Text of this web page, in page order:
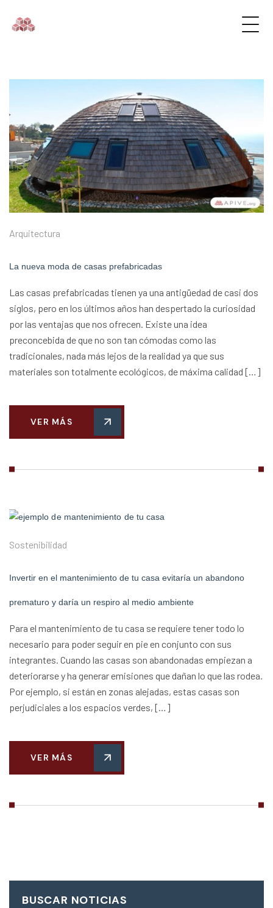
Arquitectura
La nueva moda de casas prefabricadas
Las casas prefabricadas tienen ya una antigüedad de casi dos
siglos, pero en los últimos años han despertado la curiosidad
por las ventajas que nos ofrecen. Existe una idea
preconcebida de que no son tan cómodas como las
tradicionales, nada más lejos de la realidad ya que sus
materiales son totalmente ecológicos, de máxima calidad […]
VER MÁS
Sostenibilidad
Invertir en el mantenimiento de tu casa evitaría un abandono
prematuro y daría un respiro al medio ambiente
Para el mantenimiento de tu casa se requiere tener todo lo
necesario para poder seguir en pie en conjunto con sus
integrantes. Cuando las casas son abandonadas empiezan a
deteriorarse y ha generar emisiones que dañan lo que las rodea.
Por ejemplo, si están en zonas alejadas, estas casas son
perjudiciales a los espacios verdes, […]
VER MÁS
BUSCAR NOTICIAS